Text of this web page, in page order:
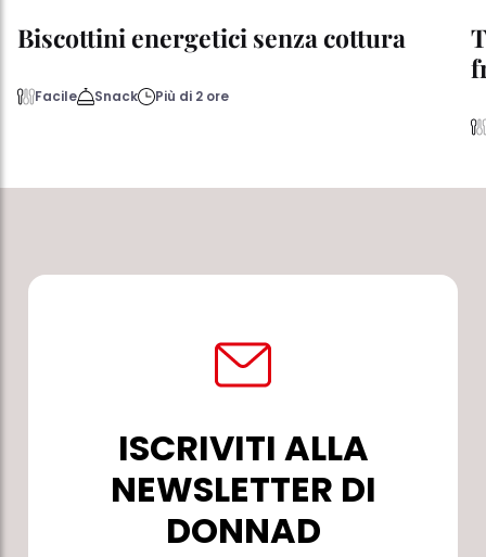
Biscottini energetici senza cottura
Facile Snack Più di 2 ore
ISCRIVITI ALLA
NEWSLETTER DI
DONNAD